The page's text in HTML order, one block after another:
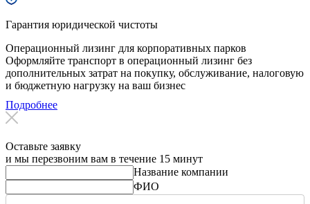
Гарантия юридической чистоты
Операционный лизинг для корпоративных парков
Оформляйте транспорт в операционный лизинг без
дополнительных затрат на покупку, обслуживание, налоговую
и бюджетную нагрузку на ваш бизнес
Подробнее
Оставьте заявку
и мы перезвоним вам в течение 15 минут
Название компании
ФИО